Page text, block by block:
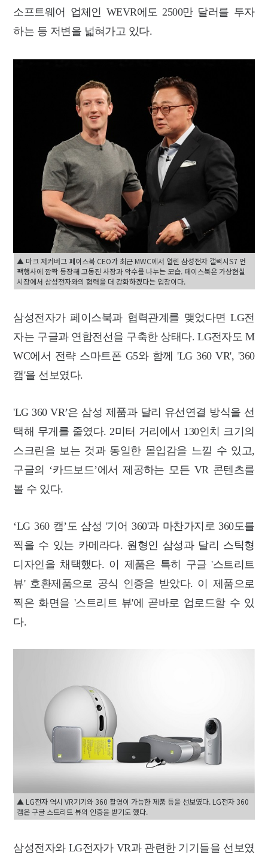
소프트웨어 업체인 WEVR에도 2500만 달러를 투자
하는 등 저변을 넓혀가고 있다.
▲ 마크 저커버그 페이스북 CEO가 최근 MWC에서 열린 삼성전자 갤럭시S7 언
팩행사에 깜짝 등장해 고동진 사장과 악수를 나누는 모습. 페이스북은 가상현실
시장에서 삼성전자와의 협력을 더 강화하겠다는 입장이다.
삼성전자가 페이스북과 협력관계를 맺었다면 LG전
자는 구글과 연합전선을 구축한 상태다. LG전자도 M
WC에서 전략 스마트폰 G5와 함께 'LG 360 VR', '360
캠'을 선보였다.
'LG 360 VR’은 삼성 제품과 달리 유선연결 방식을 선
택해 무게를 줄였다. 2미터 거리에서 130인치 크기의
스크린을 보는 것과 동일한 몰입감을 느낄 수 있고,
구글의 ‘카드보드’에서 제공하는 모든 VR 콘텐츠를
볼 수 있다.
‘LG 360 캠’도 삼성 '기어 360'과 마찬가지로 360도를
찍을 수 있는 카메라다. 원형인 삼성과 달리 스틱형
디자인을 채택했다. 이 제품은 특히 구글 '스트리트
뷰' 호환제품으로 공식 인증을 받았다. 이 제품으로
찍은 화면을 '스트리트 뷰'에 곧바로 업로드할 수 있
다.
▲ LG전자 역시 VR기기와 360 촬영이 가능한 제품 등을 선보였다. LG전자 360
캠은 구글 스트리트 뷰의 인증을 받기도 했다.
삼성전자와 LG전자가 VR과 관련한 기기들을 선보였